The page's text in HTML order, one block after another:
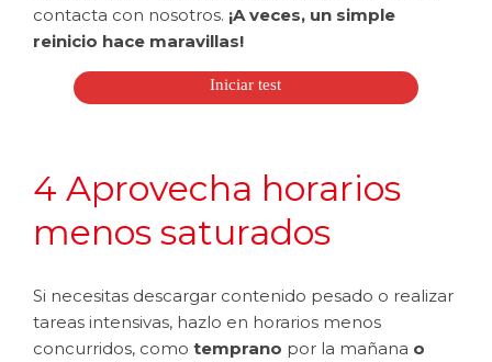
contacta con nosotros. ¡A veces, un simple
reinicio hace maravillas!
Iniciar test
4 Aprovecha horarios
menos saturados
Si necesitas descargar contenido pesado o realizar
tareas intensivas, hazlo en horarios menos
concurridos, como temprano por la mañana o